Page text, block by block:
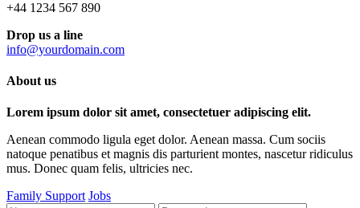
+44 1234 567 890
Drop us a line
info@yourdomain.com
About us
Lorem ipsum dolor sit amet, consectetuer adipiscing elit.
Aenean commodo ligula eget dolor. Aenean massa. Cum sociis
natoque penatibus et magnis dis parturient montes, nascetur ridiculus
mus. Donec quam felis, ultricies nec.
Family Support Jobs